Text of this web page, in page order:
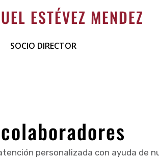
ESTÉVEZ MENDEZ
SOCIO DIRECTOR
personalizada con ayuda de